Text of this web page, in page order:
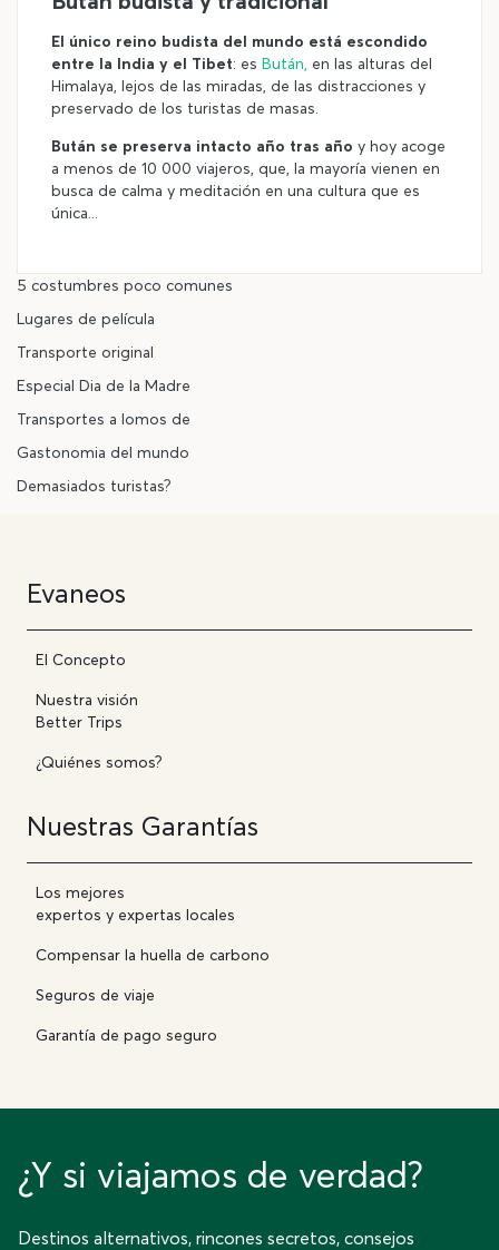
El único reino budista del mundo está escondido
entre la India y el Tibet: es Bután, en las alturas del
Himalaya, lejos de las miradas, de las distracciones y
preservado de los turistas de masas.
Bután se preserva intacto año tras año y hoy acoge
a menos de 10 000 viajeros, que, la mayoría vienen en
busca de calma y meditación en una cultura que es
única...
5 costumbres poco comunes
Lugares de película
Transporte original
Especial Dia de la Madre
Transportes a lomos de
Gastonomia del mundo
Demasiados turistas?
Evaneos
El Concepto
Nuestra visión
Better Trips
¿Quiénes somos?
Nuestras Garantías
Los mejores
expertos y expertas locales
Compensar la huella de carbono
Seguros de viaje
Garantía de pago seguro
¿Y si viajamos de verdad?
Destinos alternativos, rincones secretos, consejos